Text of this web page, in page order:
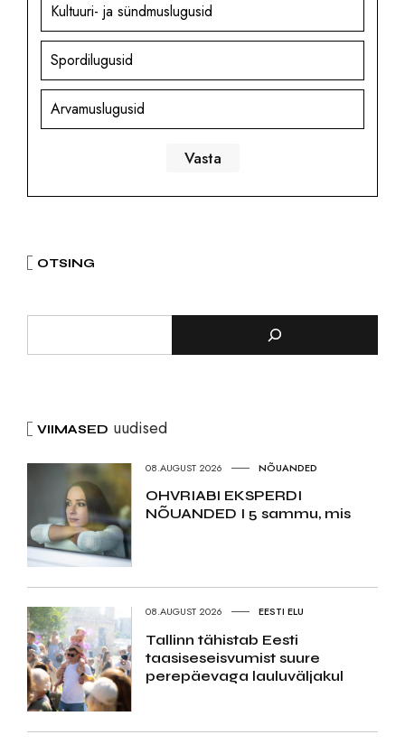
Kultuuri- ja sündmuslugusid
Spordilugusid
Arvamuslugusid
OTSING
VIIMASED uudised
08.AUGUST 2026 NÕUANDED
OHVRIABI EKSPERDI
NÕUANDED I 5 sammu, mis
08.AUGUST 2026 EESTI ELU
Tallinn tähistab Eesti
taasiseseisvumist suure
perepäevaga lauluväljakul